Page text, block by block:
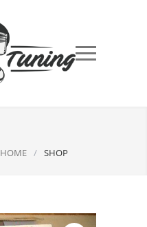
HOME / SHOP